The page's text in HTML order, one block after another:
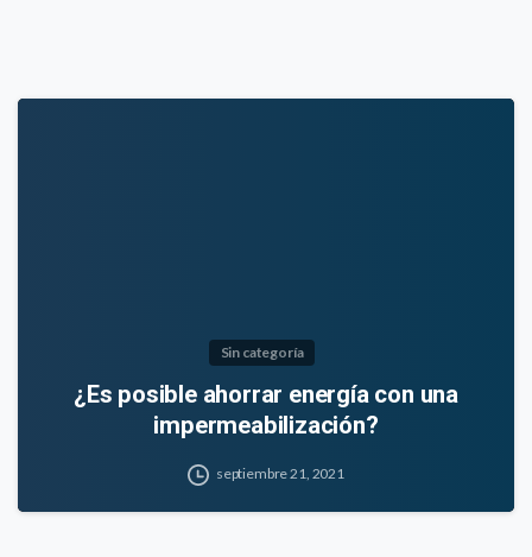
Sin categoría
¿Es posible ahorrar energía con una
impermeabilización?
septiembre 21, 2021